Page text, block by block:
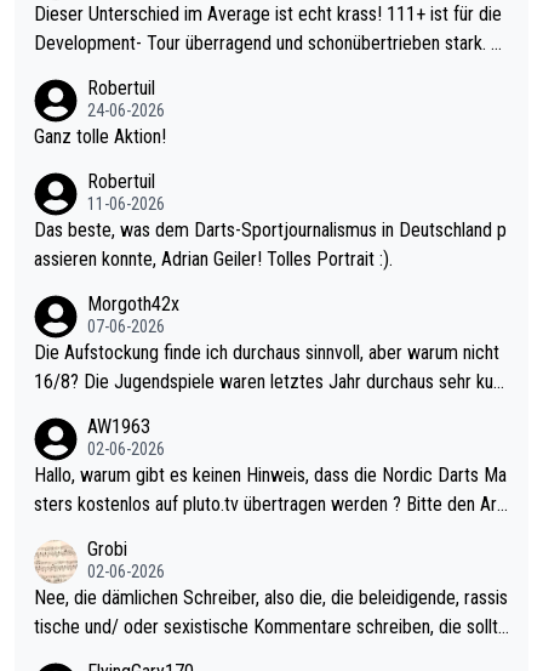
Dieser Unterschied im Average ist echt krass! 111+ ist für die
Development- Tour überragend und schonübertrieben stark. U
mal 40+ erst recht. Da gewinnst keinen Blumentopf - ist ja noc
h krasser wie ein Pokalspiel eines Kreisligisten vs einem Bund
Robertuil
24-06-2026
Ganz tolle Aktion!
Robertuil
11-06-2026
Das beste, was dem Darts-Sportjournalismus in Deutschland p
assieren konnte, Adrian Geiler! Tolles Portrait :).
Morgoth42x
07-06-2026
Die Aufstockung finde ich durchaus sinnvoll, aber warum nicht
16/8? Die Jugendspiele waren letztes Jahr durchaus sehr kurz
Allerdings ist Mitchell Lawrie als Nummer 1 der Welt eh qualifi
ziert. Somit ändert die automatische Qualifikation des Weltmei
sters erstmal nichts. Ich denke sie wollen damit für nächstes J
ohl wenig WDF Turniere spielen. Dies war bei Archie Self letzt
es Jahr der Fall. Er musste als amtierender Weltmeister durch
den Qualifier und ich glaube kaum, dass Mitchel sich das (in Ve
gas) antun würde, wenn er doch eigentlich die PDC-WM als Zi
AW1963
02-06-2026
Hallo, warum gibt es keinen Hinweis, dass die Nordic Darts Ma
sters kostenlos auf pluto.tv übertragen werden ? Bitte den Arti
Grobi
02-06-2026
Nee, die dämlichen Schreiber, also die, die beleidigende, rassis
tische und/ oder sexistische Kommentare schreiben, die sollte